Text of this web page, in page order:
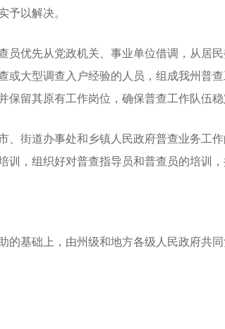
予以解决。
先从党政机关、事业单位借调，从居民
大型调查入户经验的人员，组成我州普
留其原有工作岗位，确保普查工作队伍稳
街道办事处和乡镇人民政府普查业务工
，组织好对普查指导员和普查员的培训
基础上，由州级和地方各级人民政府共